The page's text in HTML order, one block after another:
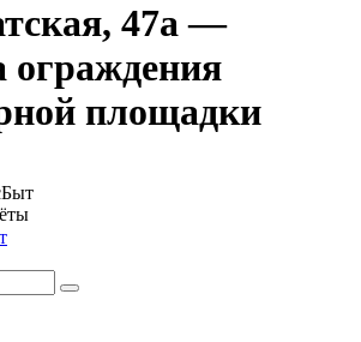
47а —
ограждения
площадки